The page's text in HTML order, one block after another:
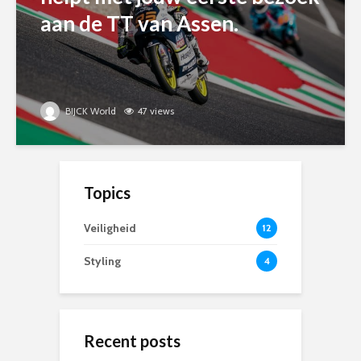
aan de TT van Assen.
BIJCK World 47 views
Topics
Veiligheid 12
Styling 4
Recent posts